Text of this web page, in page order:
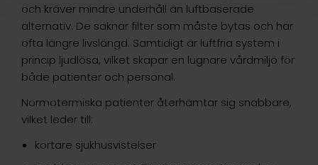
och kräver mindre underhåll än luftbaserade
alternativ. De saknar filter som måste bytas och har
ofta längre livslängd. Samtidigt är luftfria system i
princip ljudlösa, vilket skapar en lugnare vårdmiljö för
både patienter och personal.
Normotermiska patienter återhämtar sig snabbare,
vilket leder till:
kortare sjukhusvistelser